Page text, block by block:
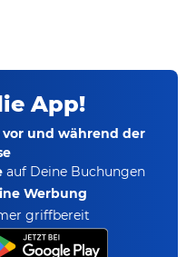
App!
und während der
auf Deine Buchungen
Werbung
griffbereit